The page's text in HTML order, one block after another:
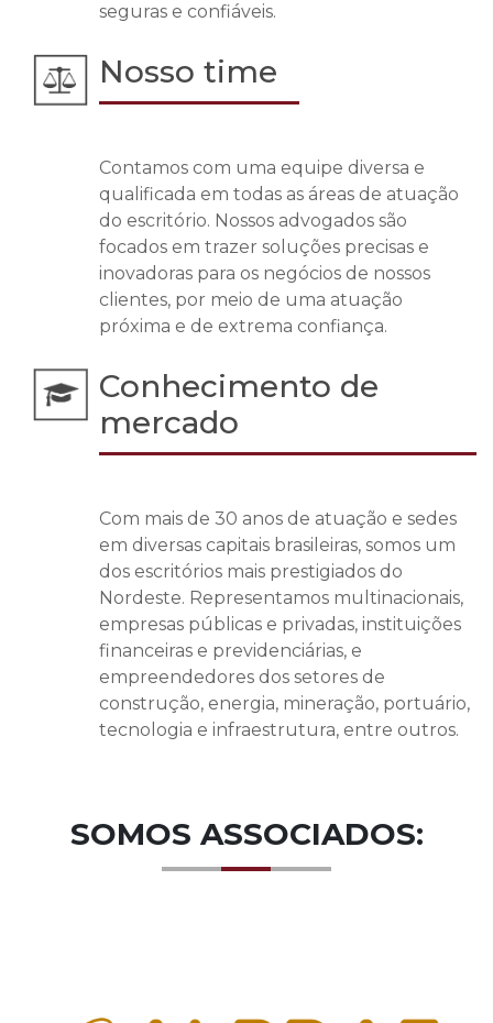
seguras e confiáveis.
Nosso time
Contamos com uma equipe diversa e
qualificada em todas as áreas de atuação
do escritório. Nossos advogados são
focados em trazer soluções precisas e
inovadoras para os negócios de nossos
clientes, por meio de uma atuação
próxima e de extrema confiança.
Conhecimento de
mercado
Com mais de 30 anos de atuação e sedes
em diversas capitais brasileiras, somos um
dos escritórios mais prestigiados do
Nordeste. Representamos multinacionais,
empresas públicas e privadas, instituições
financeiras e previdenciárias, e
empreendedores dos setores de
construção, energia, mineração, portuário,
tecnologia e infraestrutura, entre outros.
SOMOS ASSOCIADOS: